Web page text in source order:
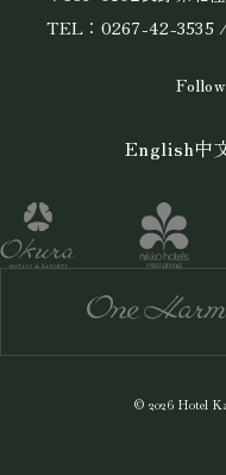
TEL：0267-42-3535
English中
© 2026 Hotel